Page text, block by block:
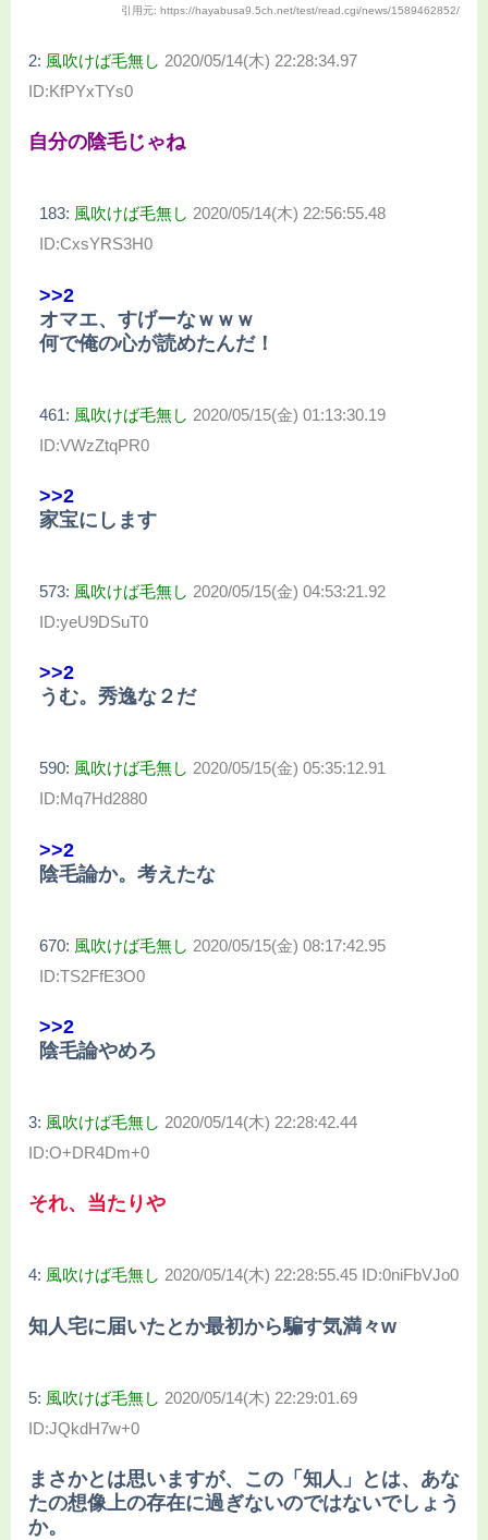
引用元: https://hayabusa9.5ch.net/test/read.cgi/news/1589462852/
2: 風吹けば毛無し 2020/05/14(木) 22:28:34.97
ID:KfPYxTYs0
自分の陰毛じゃね
183: 風吹けば毛無し 2020/05/14(木) 22:56:55.48
ID:CxsYRS3H0
>>2
オマエ、すげーなｗｗｗ
何で俺の心が読めたんだ！
461: 風吹けば毛無し 2020/05/15(金) 01:13:30.19
ID:VWzZtqPR0
>>2
家宝にします
573: 風吹けば毛無し 2020/05/15(金) 04:53:21.92
ID:yeU9DSuT0
>>2
うむ。秀逸な２だ
590: 風吹けば毛無し 2020/05/15(金) 05:35:12.91
ID:Mq7Hd2880
>>2
陰毛論か。考えたな
670: 風吹けば毛無し 2020/05/15(金) 08:17:42.95
ID:TS2FfE3O0
>>2
陰毛論やめろ
3: 風吹けば毛無し 2020/05/14(木) 22:28:42.44
ID:O+DR4Dm+0
それ、当たりや
4: 風吹けば毛無し 2020/05/14(木) 22:28:55.45 ID:0niFbVJo0
知人宅に届いたとか最初から騙す気満々w
5: 風吹けば毛無し 2020/05/14(木) 22:29:01.69
ID:JQkdH7w+0
まさかとは思いますが、この「知人」とは、あな
たの想像上の存在に過ぎないのではないでしょう
か。